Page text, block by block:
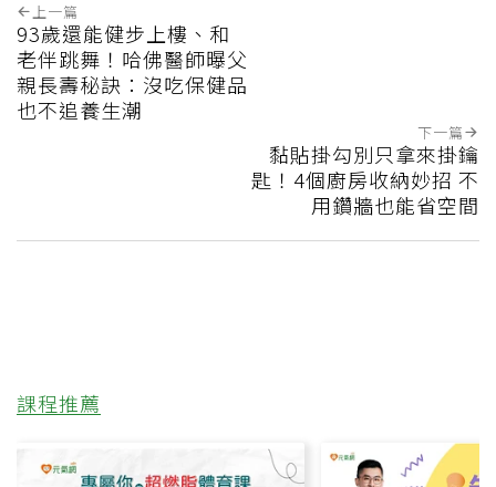
上一篇
93歲還能健步上樓、和
老伴跳舞！哈佛醫師曝父
親長壽秘訣：沒吃保健品
也不追養生潮
下一篇
黏貼掛勾別只拿來掛鑰
匙！4個廚房收納妙招 不
用鑽牆也能省空間
課程推薦